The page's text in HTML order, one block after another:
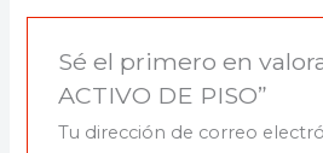
Sé el primero en
ACTIVO DE PISO”
Tu dirección de correo